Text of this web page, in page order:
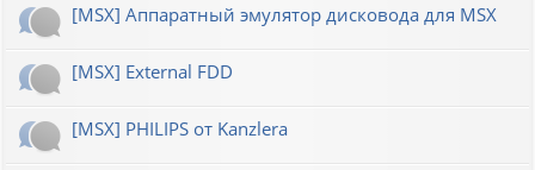
[MSX] Аппаратный эмулятор дисковода для MSX
[MSX] External FDD
[MSX] PHILIPS от Kanzlera